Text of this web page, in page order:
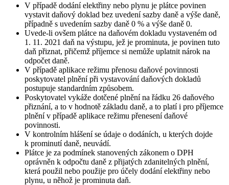
V případě dodání elektřiny nebo plynu je plátce povinen
vystavit daňový doklad bez uvedení sazby daně a výše daně,
případně s uvedením sazby daně 0 % a výše daně 0.
Uvede-li ovšem plátce na daňovém dokladu vystaveném od
1. 11. 2021 daň na výstupu, jež je prominuta, je povinen tuto
daň přiznat, přičemž příjemce si nemůže uplatnit nárok na
odpočet daně.
V případě aplikace režimu přenosu daňové povinnosti
poskytovatel plnění při vystavování daňových dokladů
postupuje standardním způsobem.
Poskytovatel vykáže dotčené plnění na řádku 26 daňového
přiznání, a to v hodnotě základu daně, a to platí i pro příjemce
plnění v případě aplikace režimu přenesení daňové
povinnosti.
V kontrolním hlášení se údaje o dodáních, u kterých dojde
k prominutí daně, neuvádí.
Plátce je za podmínek stanovených zákonem o DPH
oprávněn k odpočtu daně z přijatých zdanitelných plnění,
která použil nebo použije pro účely dodání elektřiny nebo
plynu, u něhož je prominuta daň.